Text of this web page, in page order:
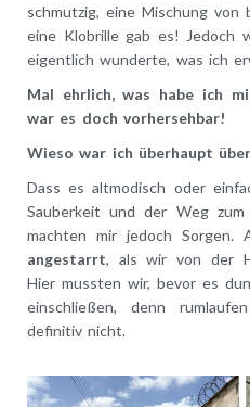
schmutzig, eine Mischung von
eine Klobrille gab es!
Jedoch
eigentlich wunderte, was ich
Mal ehrlich, was habe ich
war es doch vorhersehbar!
Wieso war ich überhaupt
Dass es altmodisch oder
Sauberkeit und der Weg zum
machten mir jedoch Sorgen.
angestarrt, als wir von der
Hier mussten wir, bevor es
einschließen, denn
definitiv nicht.